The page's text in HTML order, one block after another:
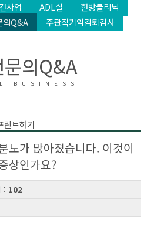
사업 ADL실
한방클리닉
의Q&A 주관적기억감퇴검사
문의Q&A
BUSINESS
린트하기
노가 많아졌습니다. 이것이
상인가요?
: 102